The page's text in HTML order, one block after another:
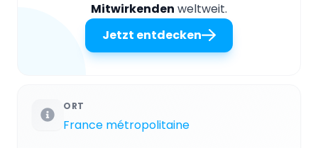
Mitwirkenden weltweit.
Jetzt entdecken
ORT
France métropolitaine